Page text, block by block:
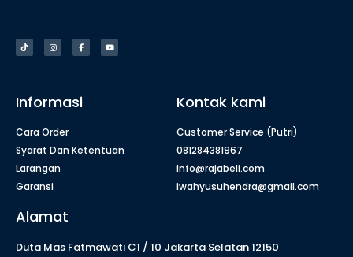
Informasi
Cara Order
Syarat Dan Ketentuan
Larangan
Garansi
Kontak kami
Customer Service (Putri)
081284381967
info@rajabeli.com
iwahyusuhendra@gmail.com
Alamat
Duta Mas Fatmawati C1 / 10 Jakarta Selatan 12150